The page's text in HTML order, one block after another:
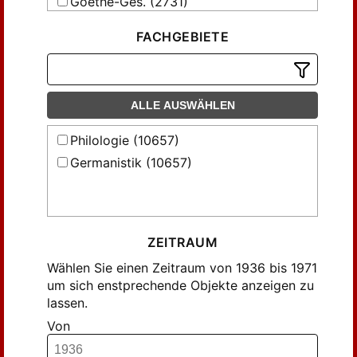
Flach, Willy (74)
Flitner, Wilhelm (51)
Fähnrich, Hermann (94)
Grumach, Ernst (114)
Göres, Jörn (35)
Görne, Dieter (35)
Götze, Alfred (44)
Hagen, Benno von (52)
Handrick, Willy (55)
Haussherr, Hans (57)
Hecker, Max (140)
Hennig, John (64)
Henning, Hans (31)
Hoffmann, Arthur (47)
FACHGEBIETE
ALLE AUSWÄHLEN
Philologie (10657)
Germanistik (10657)
ZEITRAUM
Wählen Sie einen Zeitraum von 1936 bis 1971
um sich enstprechende Objekte anzeigen zu
lassen.
Von